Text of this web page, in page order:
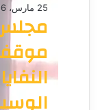
25 مارس، 2026
موقف